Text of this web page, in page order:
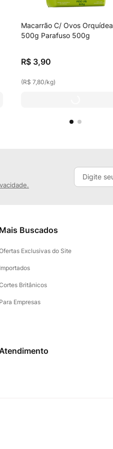
Macarrão C/ Ovos Orquídea
500g Parafuso 500g
R$ 3,90
(R$ 7,80/kg)
Mais Buscados
Exclusivas do Site
Importados
Britânicos
Para Empresas